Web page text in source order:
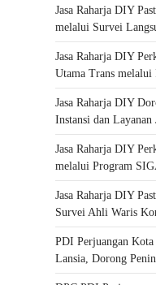
Jasa Raharja DIY
melalui Survei
Jasa Raharja DIY
Utama Trans melalui
Jasa Raharja DIY
Instansi dan
Jasa Raharja DIY
melalui Program
Jasa Raharja DIY
Survei Ahli Waris
PDI Perjuangan Kota
Lansia, Dorong